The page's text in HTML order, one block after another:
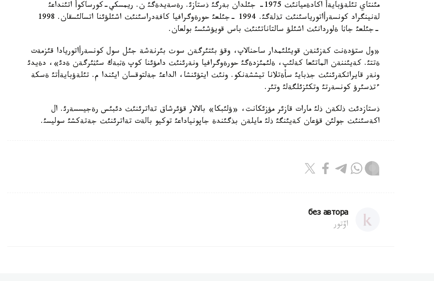
مئنتاي تئلةؤبايةأ اكادةميانئث 1975- جئلدان بةرگئ ذستازئ. رةسةيدةگئ ن. ريمسكي-كورساكوأ اتئنداعئ
لةنينگراد كونسةرأاتورياسئنئث تذلةگئ. 1994 -جئلعئ حورةوگرافيا كافةدراسئنئث اشئلؤئنا اتسالئسقان. 1998
-جئلعئ جاثا ةلوردانئث اشئلؤ سالتاناتئنئث باس قويؤشئسئ بولعان.
«ول ستؤدةنت كةزئنةن قويئلئمدار ساحنالاپ، وقؤ بئتئرگةن سوث بئرنةشة جئل سول كونسةرأاتوريادا قئزمةت
ةتتئ. كةيئننةن الماتئعا كةلئپ، ةلئمئزدةگئ حورةوگرافيا ونةرئنئث دامؤئنا كوپ ةثبةك سئثئرگةن ةدئ»، دةيدئ
ونةر قايراتكةرئنئث جذبايئ سأةتلانا تيششةنكو. ونئث ايتؤئنشا، الداعئ جةلتوقسان ايئندا م. تئلةؤبايةأتئ ةسكة
ءتذسئرؤ كونسةرتئ وتكئزئلگةلئ وتئر.
ذستازدئث ذلكةن ذلئ مارات قازئر مؤزئكانت، «ؤلئبكا» بالالار قؤئرشاق تةاترئنئث دئبئس رةجيسسةرئ. ال
اكةسئنئث جولئن قؤعان كةيئنگئ ذلئ مايلةن بذگئندة جاپونياداعئ توكيو بالةت تةاترئنئث جةتةكشئ سوليسئ.
без автора
اۆتور